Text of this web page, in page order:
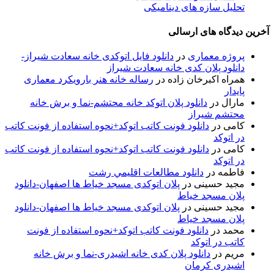
تحلیل سازه های ديناميکی
آخرین دیدگاه های ارسالی
پروژه معماری در دانلود فایل اتوکدی خانه سعادت شیراز-
دانلود پلان کدی خانه سعادت شیراز
همراه اکبرخان زاده در رساله خانه هنر بارویکرد معماری
پایدار
مارال در دانلود پلان اتوکد خانه محتشم-نما و برش خانه
محتشم شیراز
کامی در دانلود فونت کاتب اتوکد+نحوه استفاده از فونت کاتب
در اتوکد
کامی در دانلود فونت کاتب اتوکد+نحوه استفاده از فونت کاتب
در اتوکد
فاطمه در دانلود مطالعات اقليمي رشت
مجید حسینی در پلان اتوکدی مسجد خیاط ها اصفهان-دانلود
پلان مسجد خیاط
مجید حسینی در پلان اتوکدی مسجد خیاط ها اصفهان-دانلود
پلان مسجد خیاط
محمد در دانلود فونت کاتب اتوکد+نحوه استفاده از فونت
کاتب در اتوکد
مریم در دانلود پلان کدی خانه اشیدری-نما و برش خانه
اشیدری کرمان